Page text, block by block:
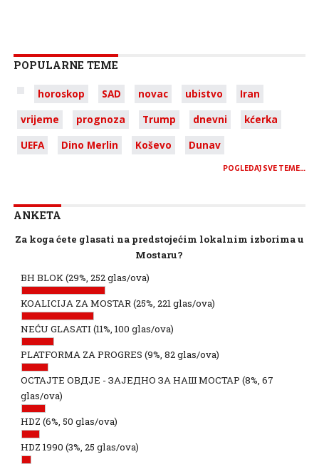
POPULARNE TEME
horoskop SAD novac ubistvo
Iran
vrijeme
prognoza Trump dnevni
kćerka
UEFA
Dino Merlin Koševo Dunav
POGLEDAJ SVE TEME…
ANKETA
Za koga ćete glasati na predstojećim lokalnim izborima u
Mostaru?
BH BLOK(29%, 252 glas/ova)
KOALICIJA ZA MOSTAR(25%, 221 glas/ova)
NEĆU GLASATI (11%, 100 glas/ova)
PLATFORMA ZA PROGRES (9%, 82 glas/ova)
ОСТАЈТЕ ОВДЈЕ - ЗАЈЕДНО ЗА НАШ МОСТАР (8%, 67
glas/ova)
HDZ (6%, 50 glas/ova)
HDZ 1990 (3%, 25 glas/ova)